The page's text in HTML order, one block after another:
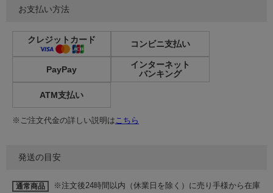
お支払い方法
クレジットカード コンビニ支払い
PayPay
インターネット
バンキング
ATM支払い
※ご注文代金の詳しい説明はこちら
発送の目安
通常商品
※注文後24時間以内（休業日を除く）に売り手様から在庫